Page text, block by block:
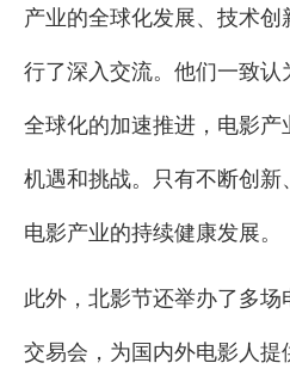
产业的全球化发展、技术
行了深入交流。他们一致认
全球化的加速推进，电影产
机遇和挑战。只有不断创新
电影产业的持续健康发展。
此外，北影节还举办了多场
交易会，为国内外电影人提